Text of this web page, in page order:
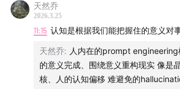
天然乔
2026.3.25
11:15 认知是根据我们能把握住的意义对
天然乔: 人内在的prompt
的意义完成、围绕意义重构现实 像是
核、人的认知偏移 难避免的